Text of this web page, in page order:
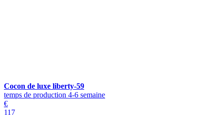
Cocon de luxe liberty-59
temps de production 4-6 semaine
€
117